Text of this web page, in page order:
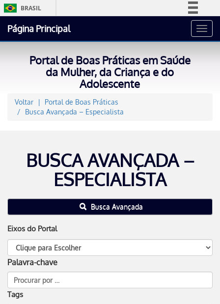
BRASIL
Acesso à informação
Página Principal
Portal de Boas Práticas em Saúde
da Mulher, da Criança e do
Adolescente
Voltar
Portal de Boas Práticas
Busca Avançada – Especialista
BUSCA AVANÇADA –
ESPECIALISTA
Busca Avançada
Eixos do Portal
Palavra-chave
Tags